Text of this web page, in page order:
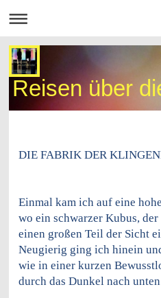
Reisen über
DIE FABRIK DER
Einmal kam ich auf eine
wo ein schwarzer Kubus,
einen großen Teil der Sicht
Neugierig ging ich hinein
wie in einer kurzen
durch das Dunkel nach